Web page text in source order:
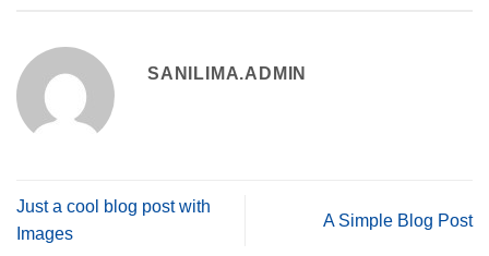
SANILIMA.ADMIN
Just a cool blog post with
Images
A Simple Blog Post